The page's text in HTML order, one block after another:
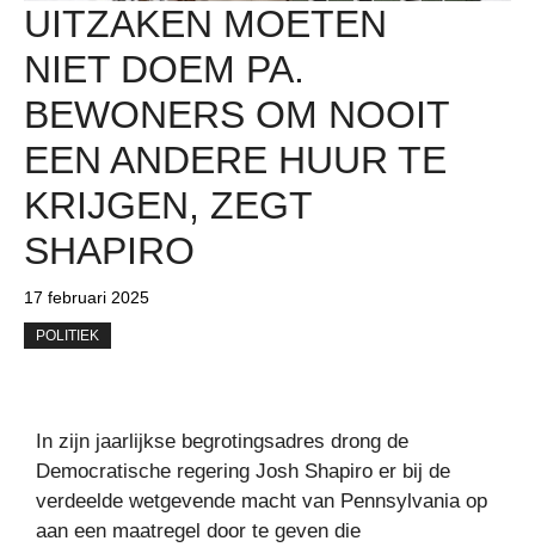
UITZAKEN MOETEN
NIET DOEM PA.
BEWONERS OM NOOIT
EEN ANDERE HUUR TE
KRIJGEN, ZEGT
SHAPIRO
17 februari 2025
POLITIEK
In zijn jaarlijkse begrotingsadres drong de
Democratische regering Josh Shapiro er bij de
verdeelde wetgevende macht van Pennsylvania op
aan een maatregel door te geven die